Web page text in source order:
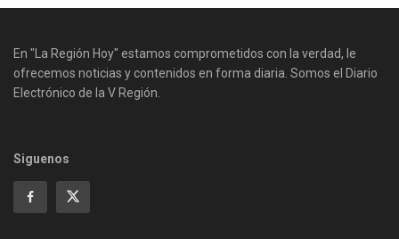
En "La Región Hoy" estamos comprometidos con la verdad, le
ofrecemos noticias y contenidos en forma diaria. Somos el Diario
Electrónico de la V Región.
Siguenos